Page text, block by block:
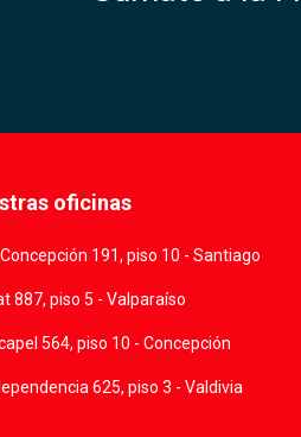
oficinas
Concepción 191, piso 10 - Santiago
887, piso 5 - Valparaíso
564, piso 10 - Concepción
625, piso 3 - Valdivia